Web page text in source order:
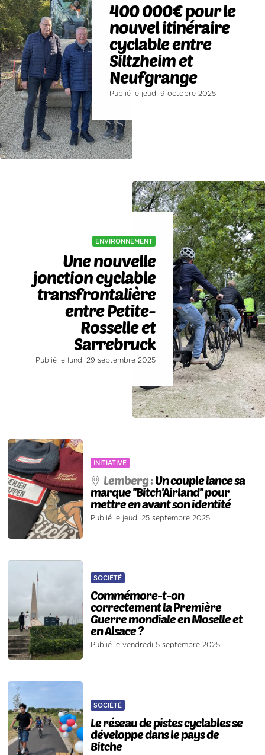
400 000€ pour le
nouvel itinéraire
cyclable entre
Siltzheim et
Neufgrange
Publié le jeudi 9 octobre 2025
ENVIRONNEMENT
Une nouvelle
jonction cyclable
transfrontalière
entre Petite-
Rosselle et
Sarrebruck
Publié le lundi 29 septembre 2025
INITIATIVE
Lemberg :Un couple lance sa
marque ''Bitch'Airland'' pour
mettre en avant son identité
Publié le jeudi 25 septembre 2025
SOCIÉTÉ
Commémore-t-on
correctement la Première
Guerre mondiale en Moselle et
en Alsace ?
Publié le vendredi 5 septembre 2025
SOCIÉTÉ
Le réseau de pistes cyclables se
développe dans le pays de
Bitche